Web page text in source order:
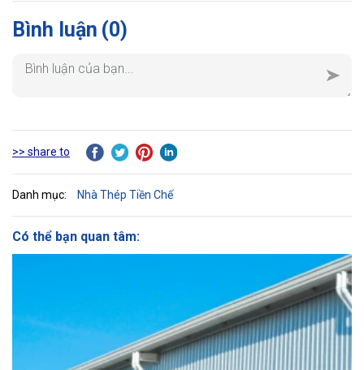
Bình luận (0)
>> share to
Danh mục: Nhà Thép Tiền Chế
Có thể bạn quan tâm: